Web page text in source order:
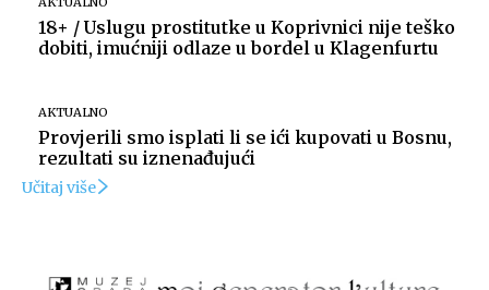
18+ / Uslugu prostitutke u Koprivnici nije teško
dobiti, imućniji odlaze u bordel u Klagenfurtu
AKTUALNO
Provjerili smo isplati li se ići kupovati u Bosnu,
rezultati su iznenađujući
Učitaj više